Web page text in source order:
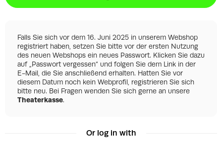
Falls Sie sich vor dem 16. Juni 2025 in unserem Webshop
registriert haben, setzen Sie bitte vor der ersten Nutzung
des neuen Webshops ein neues Passwort. Klicken Sie dazu
auf „Passwort vergessen“ und folgen Sie dem Link in der
E-Mail, die Sie anschließend erhalten. Hatten Sie vor
diesem Datum noch kein Webprofil, registrieren Sie sich
bitte neu. Bei Fragen wenden Sie sich gerne an unsere
Theaterkasse.
Or log in with